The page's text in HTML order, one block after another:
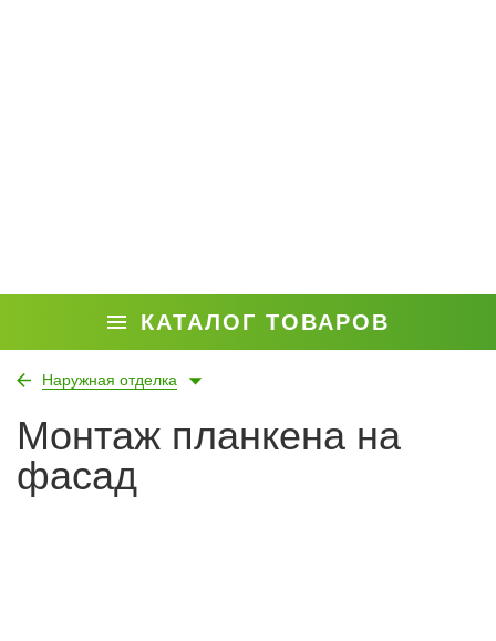
КАТАЛОГ ТОВАРОВ
Наружная отделка
Монтаж планкена на
фасад